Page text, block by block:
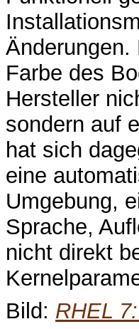
Änderungen.
Farbe des
Hersteller
sondern auf
hat sich
eine
Umgebung,
Sprache,
nicht direkt
Bild: RHEL